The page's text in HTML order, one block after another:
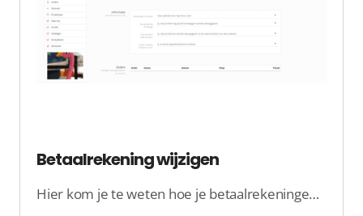
Betaalrekening wijzigen
Hier kom je te weten hoe je betaalrekeningen wijzigt